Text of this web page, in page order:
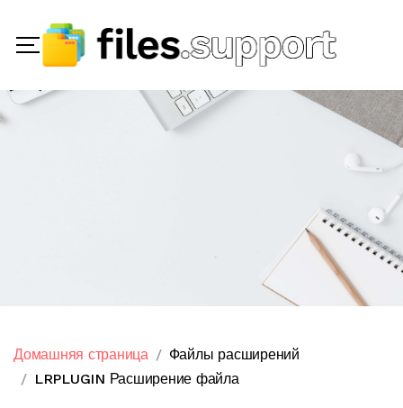
Домашняя страница
Файлы расширений
LRPLUGIN Расширение файла